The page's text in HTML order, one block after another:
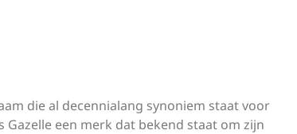
die al decennialang synoniem staat voor
een merk dat bekend staat om zijn